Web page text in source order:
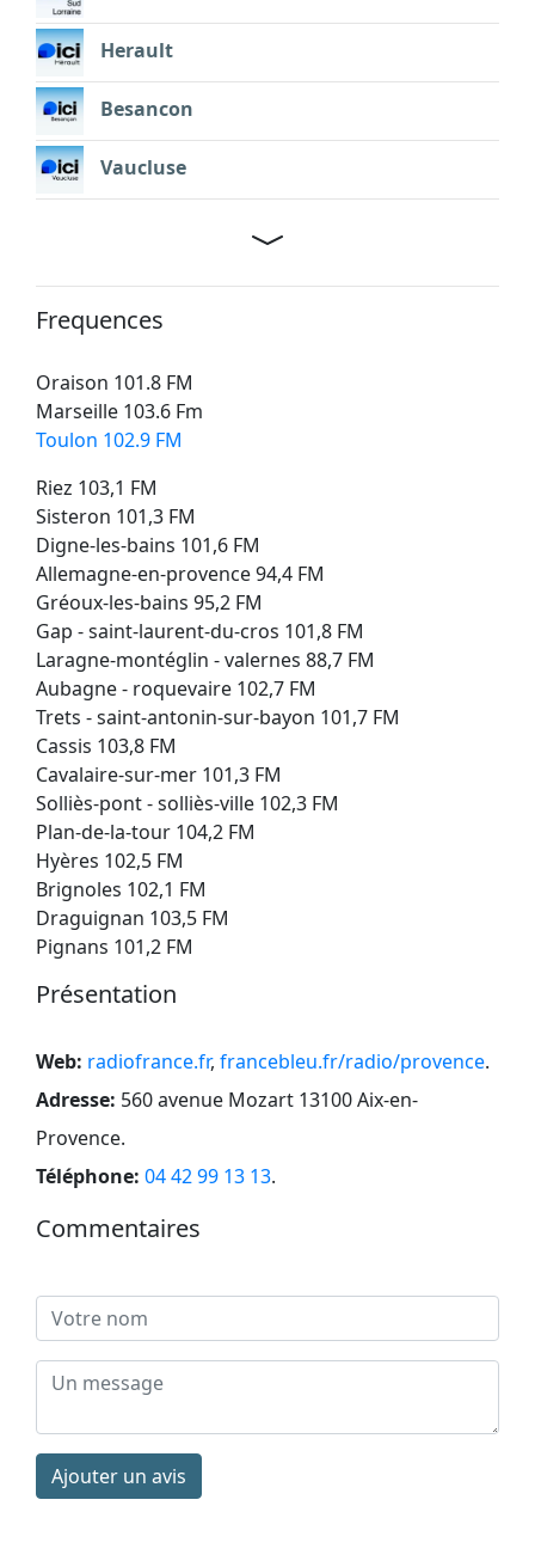
Herault
Besancon
Vaucluse
Frequences
Oraison 101.8 FM
Marseille 103.6 Fm
Toulon 102.9 FM
Riez 103,1 FM
Sisteron 101,3 FM
Digne-les-bains 101,6 FM
Allemagne-en-provence 94,4 FM
Gréoux-les-bains 95,2 FM
Gap - saint-laurent-du-cros 101,8 FM
Laragne-montéglin - valernes 88,7 FM
Aubagne - roquevaire 102,7 FM
Trets - saint-antonin-sur-bayon 101,7 FM
Cassis 103,8 FM
Cavalaire-sur-mer 101,3 FM
Solliès-pont - solliès-ville 102,3 FM
Plan-de-la-tour 104,2 FM
Hyères 102,5 FM
Brignoles 102,1 FM
Draguignan 103,5 FM
Pignans 101,2 FM
Présentation
Web: radiofrance.fr, francebleu.fr/radio/provence.
Adresse: 560 avenue Mozart 13100 Aix-en-
Provence.
Téléphone: 04 42 99 13 13.
Commentaires
Ajouter un avis